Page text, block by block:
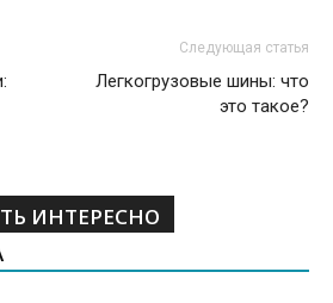
Следующая статья
Легкогрузовые шины: что
это такое?
ИНТЕРЕСНО